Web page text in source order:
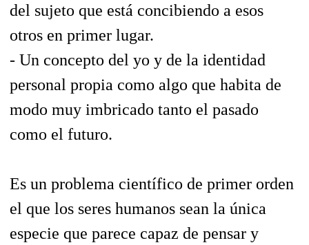
del sujeto que está concibiendo a esos
otros en primer lugar.
- Un concepto del yo y de la identidad
personal propia como algo que habita de
modo muy imbricado tanto el pasado
como el futuro.
Es un problema científico de primer orden
el que los seres humanos sean la única
especie que parece capaz de pensar y